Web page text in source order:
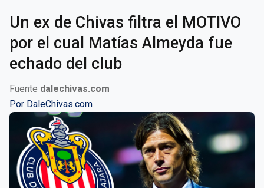
Un ex de Chivas filtra el MOTIVO
por el cual Matías Almeyda fue
echado del club
Fuente dalechivas.com
Por DaleChivas.com